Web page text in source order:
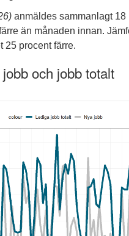
anmäldes sammanlagt 18
än månaden innan.
25 procent färre.
och jobb totalt